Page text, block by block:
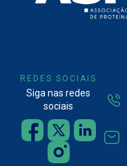
REDES SOCIAIS
Siga nas redes
sociais